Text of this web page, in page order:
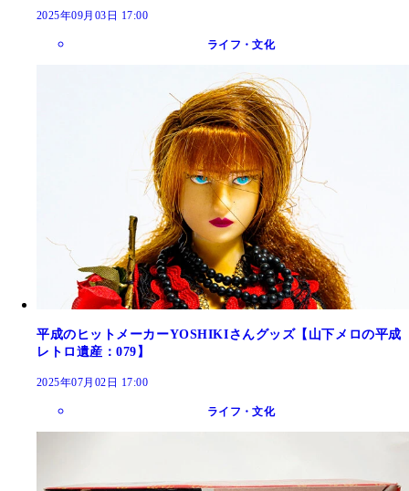
2025年09月03日 17:00
ライフ・文化
平成のヒットメーカーYOSHIKIさんグッズ【山下メロの平成
レトロ遺産：079】
2025年07月02日 17:00
ライフ・文化